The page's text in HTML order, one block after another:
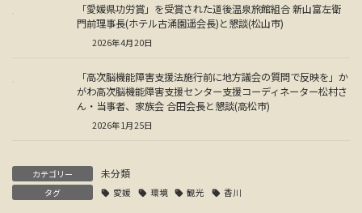
「愛媛県功労賞」を受賞された道後温泉旅館組合 新山富左衛
門前理事長(ホテル古涌園遥会長)と懇談(松山市)
2026年4月20日
「高次脳機能障害支援法施行前に地方議会の質問で反映を」か
がわ高次脳機能障害支援センター支援コーディネーター松村さ
ん・当事者、家族会 合田会長と懇談(高松市)
2026年1月25日
カテゴリー 未分類
タグ 愛媛 環境 観光 香川